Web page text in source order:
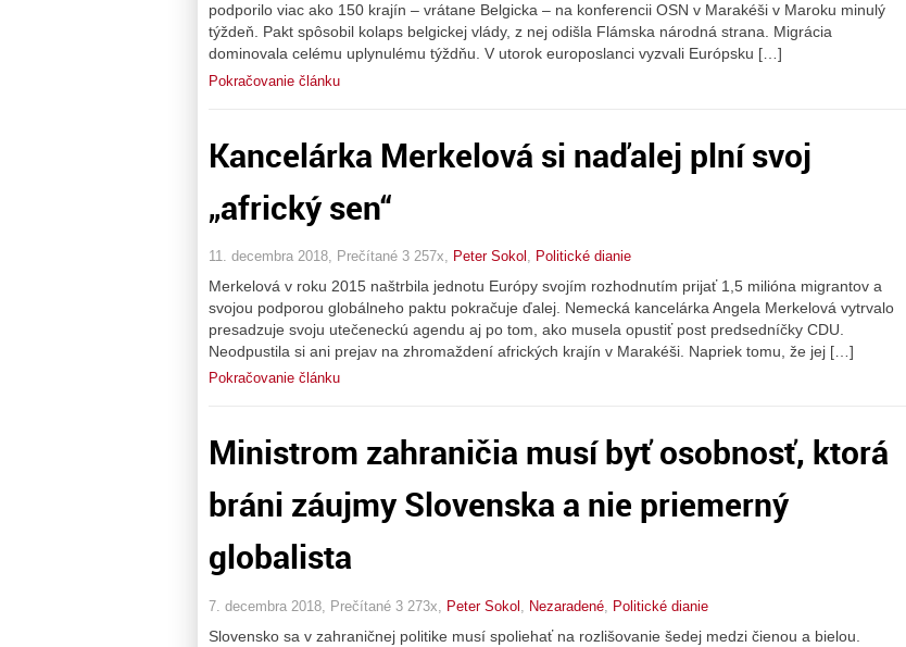
podporilo viac ako 150 krajín – vrátane Belgicka – na konferencii OSN v Marakéši v Maroku minulý
týždeň. Pakt spôsobil kolaps belgickej vlády, z nej odišla Flámska národná strana. Migrácia
dominovala celému uplynulému týždňu. V utorok europoslanci vyzvali Európsku […]
Pokračovanie článku
Kancelárka Merkelová si naďalej plní svoj
„africký sen“
11. decembra 2018, Prečítané 3 257x, Peter Sokol , Politické dianie
Merkelová v roku 2015 naštrbila jednotu Európy svojím rozhodnutím prijať 1,5 milióna migrantov a
svojou podporou globálneho paktu pokračuje ďalej. Nemecká kancelárka Angela Merkelová vytrvalo
presadzuje svoju utečeneckú agendu aj po tom, ako musela opustiť post predsedníčky CDU.
Neodpustila si ani prejav na zhromaždení afrických krajín v Marakéši. Napriek tomu, že jej […]
Pokračovanie článku
Ministrom zahraničia musí byť osobnosť, ktorá
bráni záujmy Slovenska a nie priemerný
globalista
7. decembra 2018, Prečítané 3 273x, Peter Sokol Nezaradené Politické dianie
Slovensko sa v zahraničnej politike musí spoliehať na rozlišovanie šedej medzi čienou a bielou.